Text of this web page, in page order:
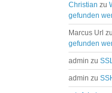
Christian zu
gefunden
Marcus Url zu
gefunden
admin zu
admin zu